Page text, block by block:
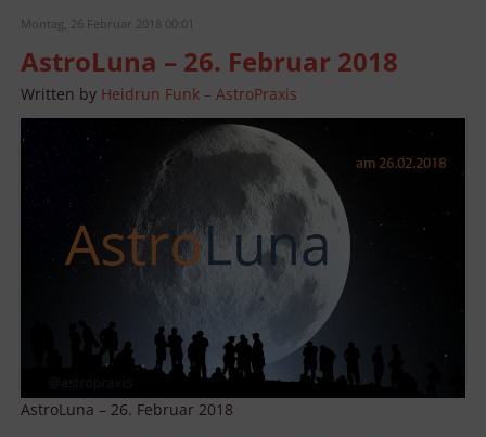
Montag, 26 Februar 2018 00:01
AstroLuna – 26. Februar 2018
Written by Heidrun Funk – AstroPraxis
AstroLuna – 26. Februar 2018